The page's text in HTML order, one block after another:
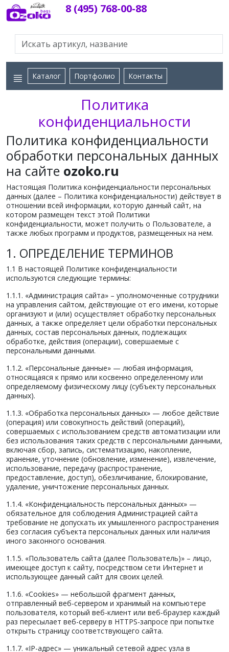
8 (495) 768-00-88
Каталог Портфолио Контакты
Политика
конфиденциальности
Политика конфиденциальности
обработки персональных данных
на сайте ozoko.ru
Настоящая Политика конфиденциальности персональных
данных (далее – Политика конфиденциальности) действует в
отношении всей информации, которую данный сайт, на
котором размещен текст этой Политики
конфиденциальности, может получить о Пользователе, а
также любых программ и продуктов, размещенных на нем.
1. ОПРЕДЕЛЕНИЕ ТЕРМИНОВ
1.1 В настоящей Политике конфиденциальности
используются следующие термины:
1.1.1. «Администрация сайта» – уполномоченные сотрудники
на управления сайтом, действующие от его имени, которые
организуют и (или) осуществляет обработку персональных
данных, а также определяет цели обработки персональных
данных, состав персональных данных, подлежащих
обработке, действия (операции), совершаемые с
персональными данными.
1.1.2. «Персональные данные» — любая информация,
относящаяся к прямо или косвенно определенному или
определяемому физическому лицу (субъекту персональных
данных).
1.1.3. «Обработка персональных данных» — любое действие
(операция) или совокупность действий (операций),
совершаемых с использованием средств автоматизации или
без использования таких средств с персональными данными,
включая сбор, запись, систематизацию, накопление,
хранение, уточнение (обновление, изменение), извлечение,
использование, передачу (распространение,
предоставление, доступ), обезличивание, блокирование,
удаление, уничтожение персональных данных.
1.1.4. «Конфиденциальность персональных данных» —
обязательное для соблюдения Администрацией сайта
требование не допускать их умышленного распространения
без согласия субъекта персональных данных или наличия
иного законного основания.
1.1.5. «Пользователь сайта (далее Пользователь)» – лицо,
имеющее доступ к сайту, посредством сети Интернет и
использующее данный сайт для своих целей.
1.1.6. «Cookies» — небольшой фрагмент данных,
отправленный веб-сервером и хранимый на компьютере
пользователя, который веб-клиент или веб-браузер каждый
раз пересылает веб-серверу в HTTPS-запросе при попытке
открыть страницу соответствующего сайта.
1.1.7. «IP-адрес» — уникальный сетевой адрес узла в